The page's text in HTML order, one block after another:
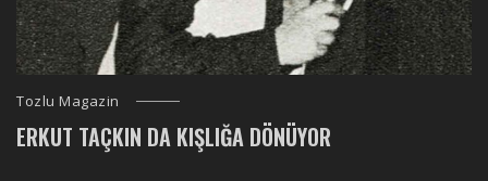
Tozlu Magazin
ERKUT TAÇKIN DA KIŞLIĞA DÖNÜYOR